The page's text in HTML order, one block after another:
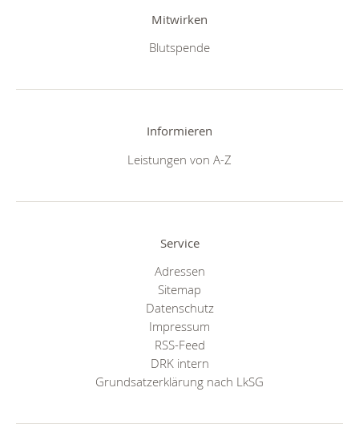
Mitwirken
Blutspende
Informieren
Leistungen von A-Z
Service
Adressen
Sitemap
Datenschutz
Impressum
RSS-Feed
DRK intern
Grundsatzerklärung nach LkSG